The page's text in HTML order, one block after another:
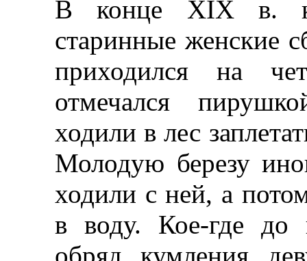
В конце XIX в.
старинные женские
приходился на
отмечался
ходили в лес
Молодую березу
ходили с ней, а
в воду. Кое-где до